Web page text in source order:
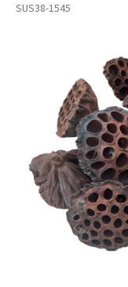
SUS38-1545